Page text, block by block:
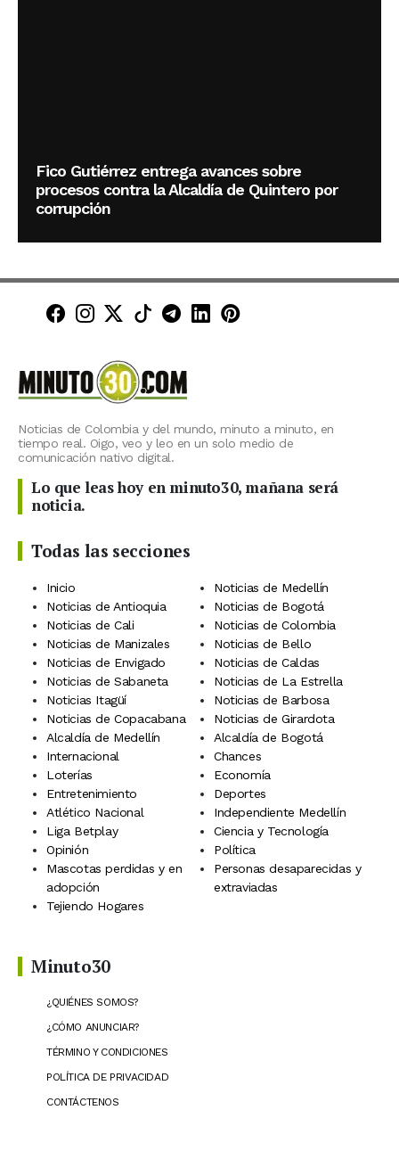
Fico Gutiérrez entrega avances sobre
procesos contra la Alcaldía de Quintero por
corrupción
Minuto30 en Facebook
Minuto30 en Instagram
Minuto30 en X (Twitter)
Minuto30 en TikTok
Canal de Minuto30 en
Minuto30 en LinkedIn
Minuto30 en
Noticias de Colombia y del mundo, minuto a minuto, en
tiempo real. Oigo, veo y leo en un solo medio de
comunicación nativo digital.
Lo que leas hoy en minuto30, mañana será
noticia.
Todas las secciones
Inicio
Noticias de Medellín
Noticias de Antioquia
Noticias de Bogotá
Noticias de Cali
Noticias de Colombia
Noticias de Manizales
Noticias de Bello
Noticias de Envigado
Noticias de Caldas
Noticias de Sabaneta
Noticias de La Estrella
Noticias Itagüí
Noticias de Barbosa
Noticias de Copacabana
Noticias de Girardota
Alcaldía de Medellín
Alcaldía de Bogotá
Internacional
Chances
Loterías
Economía
Entretenimiento
Deportes
Atlético Nacional
Independiente Medellín
Liga Betplay
Ciencia y Tecnología
Opinión
Política
Mascotas perdidas y en
adopción
Personas desaparecidas y
extraviadas
Tejiendo Hogares
Minuto30
¿QUIÉNES SOMOS?
¿CÓMO ANUNCIAR?
TÉRMINO Y CONDICIONES
POLÍTICA DE PRIVACIDAD
CONTÁCTENOS